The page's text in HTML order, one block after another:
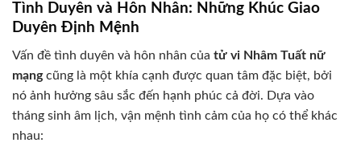
Tình Duyên và Hôn Nhân: Những Khúc Giao
Duyên Định Mệnh
Vấn đề tình duyên và hôn nhân của tử vi Nhâm Tuất nữ
mạngcũng là một khía cạnh được quan tâm đặc biệt, bởi
nó ảnh hưởng sâu sắc đến hạnh phúc cả đời. Dựa vào
tháng sinh âm lịch, vận mệnh tình cảm của họ có thể khác
nhau: